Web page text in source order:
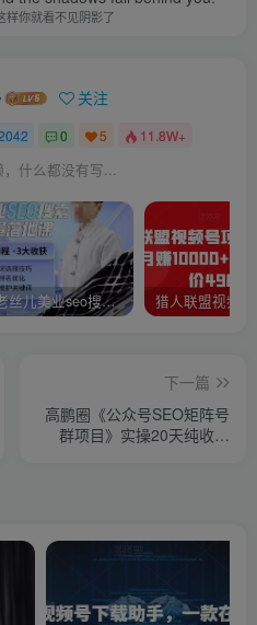
样你就看不见阴影了
关注
0 5 11.8W+
，什么都没有写...
薛老丝儿美业seo搜索流量落地课，一周暴涨20w粉丝，全干货讲解
下一篇
高鹏圈《公众号SEO矩阵号
群项目》实操20天纯收益